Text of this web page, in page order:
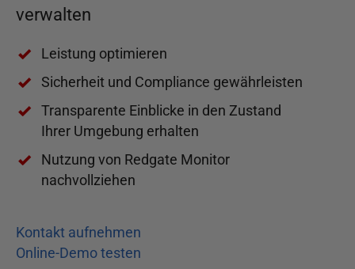
verwalten
Leistung optimieren
Sicherheit und Compliance gewährleisten
Transparente Einblicke in den Zustand
Ihrer Umgebung erhalten
Nutzung von Redgate Monitor
nachvollziehen
Kontakt aufnehmen
Online-Demo testen